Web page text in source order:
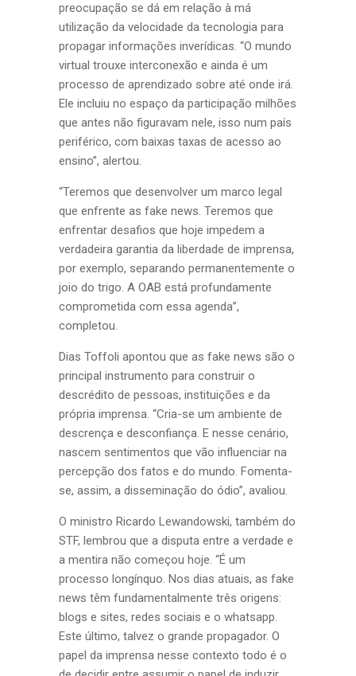
preocupação se dá em relação à má
utilização da velocidade da tecnologia para
propagar informações inverídicas. “O mundo
virtual trouxe interconexão e ainda é um
processo de aprendizado sobre até onde irá.
Ele incluiu no espaço da participação milhões
que antes não figuravam nele, isso num país
periférico, com baixas taxas de acesso ao
ensino”, alertou.
“Teremos que desenvolver um marco legal
que enfrente as fake news. Teremos que
enfrentar desafios que hoje impedem a
verdadeira garantia da liberdade de imprensa,
por exemplo, separando permanentemente o
joio do trigo. A OAB está profundamente
comprometida com essa agenda”,
completou.
Dias Toffoli apontou que as fake news são o
principal instrumento para construir o
descrédito de pessoas, instituições e da
própria imprensa. “Cria-se um ambiente de
descrença e desconfiança. E nesse cenário,
nascem sentimentos que vão influenciar na
percepção dos fatos e do mundo. Fomenta-
se, assim, a disseminação do ódio”, avaliou.
O ministro Ricardo Lewandowski, também do
STF, lembrou que a disputa entre a verdade e
a mentira não começou hoje. “É um
processo longínquo. Nos dias atuais, as fake
news têm fundamentalmente três origens:
blogs e sites, redes sociais e o whatsapp.
Este último, talvez o grande propagador. O
papel da imprensa nesse contexto todo é o